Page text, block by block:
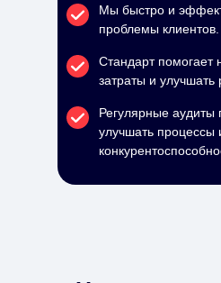
Мы быстро и
проблемы клиентов.
Стандарт помогает
затраты и улучшать
Регулярные аудиты
улучшать процессы